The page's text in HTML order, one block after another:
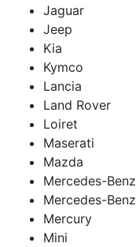
Jaguar
Jeep
Kia
Kymco
Lancia
Land Rover
Loiret
Maserati
Mazda
Mercedes-Benz
Mercedes-Benz
Mercury
Mini